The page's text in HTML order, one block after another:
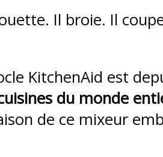
Il broie. Il
KitchenAid est
du monde
de ce mixeur